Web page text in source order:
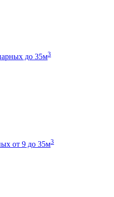
до 35м3
от 9 до 35м3